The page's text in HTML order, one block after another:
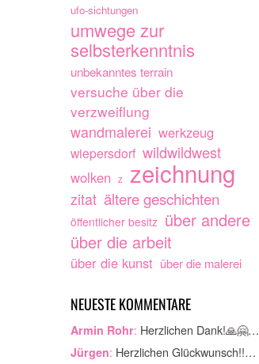
ufo-sichtungen
umwege zur
selbsterkenntnis
unbekanntes terrain
versuche über die
verzweiflung
wandmalerei werkzeug
wiepersdorf wildwildwest
wolken z zeichnung
zitat ältere geschichten
öffentlicher besitz über andere
über die arbeit
über die kunst über die malerei
NEUESTE KOMMENTARE
Armin Rohr: Herzlichen Dank!🙏🤗…
Jürgen: Herzlichen Glückwunsch!!…